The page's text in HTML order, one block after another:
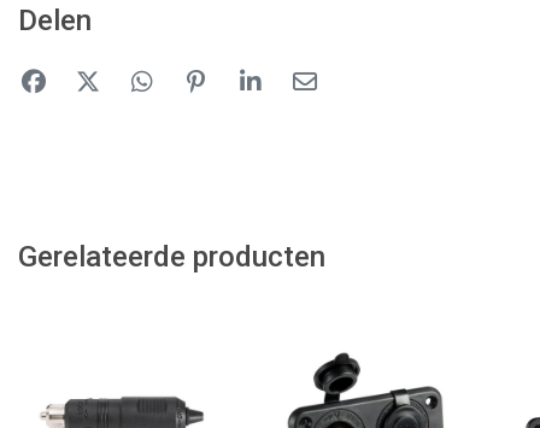
Delen
Gerelateerde producten